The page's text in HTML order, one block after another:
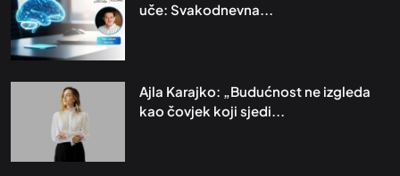
uče: Svakodnevna...
Ajla Karajko: „Budućnost ne izgleda
kao čovjek koji sjedi...